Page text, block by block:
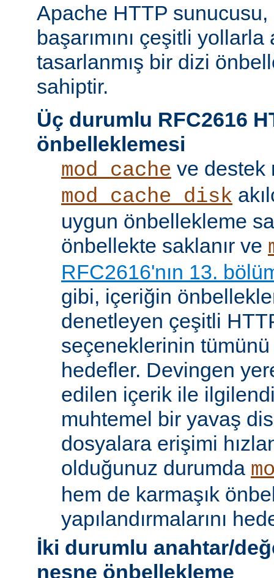
Apache HTTP
başarımını çeşitli
tasarlanmış bir dizi
sahiptir.
Üç durumlu RFC2616
önbelleklemesi
mod_cache ve destek
mod_cache_disk
uygun önbellekleme
önbellekte saklanır ve
RFC2616'nın 13.
gibi, içeriğin
denetleyen çeşitli
seçeneklerinin tümünü
hedefler. Devingen
edilen içerik ile
muhtemel bir yavaş
dosyalara erişimi
olduğunuz durumda
hem de karmaşık
yapılandırmalarını
İki durumlu anahtar/
nesne önbellekleme